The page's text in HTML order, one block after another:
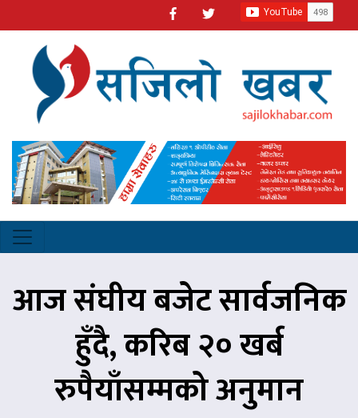
आज संघीय बजेट सार्वजनिक
हुँदै, करिब २० खर्ब
रुपैयाँसम्मको अनुमान